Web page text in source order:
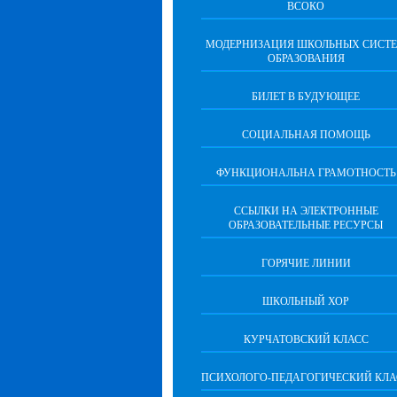
ВСОКО
МОДЕРНИЗАЦИЯ ШКОЛЬНЫХ
ОБРАЗОВАНИЯ
БИЛЕТ В БУДУЮЩЕЕ
СОЦИАЛЬНАЯ ПОМОЩЬ
ФУНКЦИОНАЛЬНА ГРАМОТНОСТЬ
ССЫЛКИ НА ЭЛЕКТРОННЫЕ
ОБРАЗОВАТЕЛЬНЫЕ РЕСУРСЫ
ГОРЯЧИЕ ЛИНИИ
ШКОЛЬНЫЙ ХОР
КУРЧАТОВСКИЙ КЛАСС
ПСИХОЛОГО-ПЕДАГОГИЧЕСКИЙ